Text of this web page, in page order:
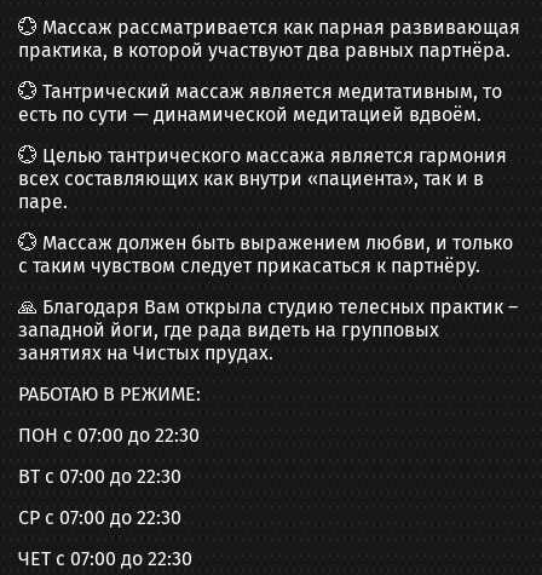
💮 Массаж рассматривается как парная развивающая
практика, в которой участвуют два равных партнёра.
💮 Тантрический массаж является медитативным, то
есть по сути — динамической медитацией вдвоём.
💮 Целью тантрического массажа является гармония
всех составляющих как внутри «пациента», так и в
паре.
💮 Массаж должен быть выражением любви, и только
с таким чувством следует прикасаться к партнёру.
🙏 Благодаря Вам открыла студию телесных практик –
западной йоги, где рада видеть на групповых
занятиях на Чистых прудах.
РАБОТАЮ В РЕЖИМЕ:
ПОН с 07:00 до 22:30
ВТ с 07:00 до 22:30
СР с 07:00 до 22:30
ЧЕТ с 07:00 до 22:30